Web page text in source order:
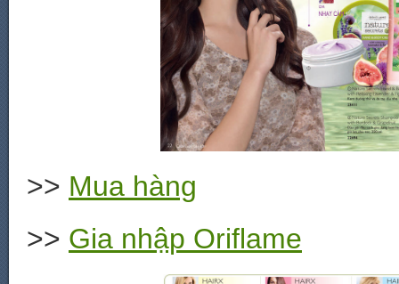
>> Mua hàng
>> Gia nhập Oriflame